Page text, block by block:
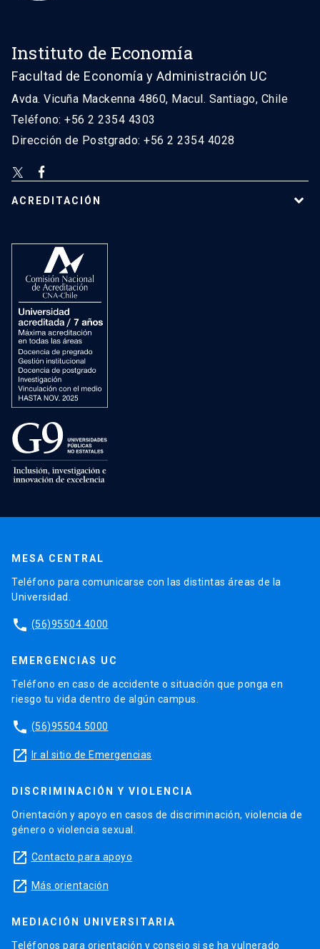
Instituto de Economía
Facultad de Economía y Administración UC
Avda. Vicuña Mackenna 4860, Macul. Santiago, Chile
Teléfono: +56 2 2354 4303
Dirección de Postgrado: +56 2 2354 4028
ACREDITACIÓN
MESA CENTRAL
Teléfono para comunicarse con las distintas áreas de la
Universidad.
phone (56)95504 4000
EMERGENCIAS UC
Teléfono en caso de accidente o situación que ponga en
riesgo tu vida dentro de algún campus.
phone (56)95504 5000
launch Ir al sitio de Emergencias
DISCRIMINACIÓN Y VIOLENCIA
Orientación y apoyo en casos de discriminación, violencia de
género o violencia sexual.
launch Contacto para apoyo
launch Más orientación
MEDIACIÓN UNIVERSITARIA
Teléfonos para orientación y consejo si se ha vulnerado